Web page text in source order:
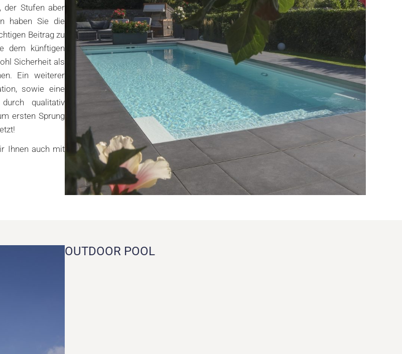
der Stufen aber
haben Sie die
Beitrag zu
dem künftigen
Sicherheit als
Ein weiterer
sowie eine
qualitativ
ersten Sprung
Ihnen auch mit
OUTDOOR POOL